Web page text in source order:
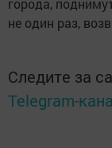
города,
не один раз,
Следите за
Telegram-